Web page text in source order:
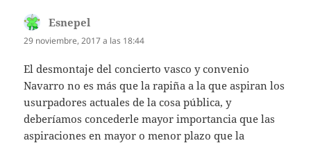
Esnepel
29 noviembre, 2017 a las 18:44
El desmontaje del concierto vasco y convenio
Navarro no es más que la rapiña a la que aspiran los
usurpadores actuales de la cosa pública, y
deberíamos concederle mayor importancia que las
aspiraciones en mayor o menor plazo que la